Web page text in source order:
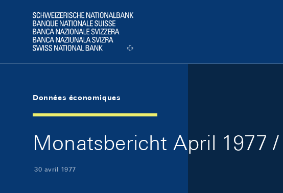
Logo
Données économiques
Monatsbericht April 1977
30 avril 1977